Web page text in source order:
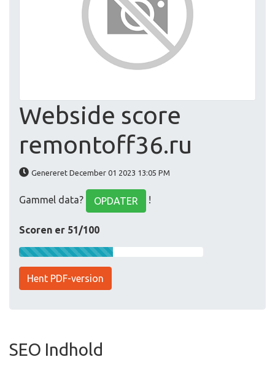
Webside score
remontoff36.ru
Genereret December 01 2023 13:05 PM
Gammel data? OPDATER !
Scoren er 51/100
Hent PDF-version
SEO Indhold